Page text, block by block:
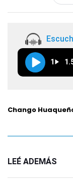
1
Chango
LEÉ ADEMÁS